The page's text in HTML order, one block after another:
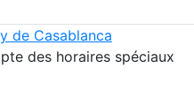
de Casablanca
des horaires spéciaux